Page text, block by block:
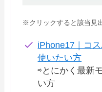
※クリックすると該当見
iPhone17｜コ
使いたい方
⇨とにかく最新
い方